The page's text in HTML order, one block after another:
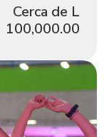
Cerca de L
100,000.00